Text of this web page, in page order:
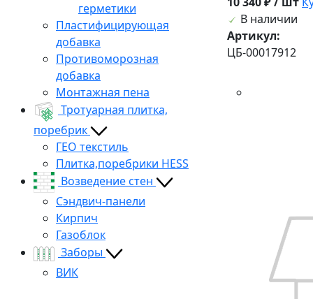
герметики
Пластифицирующая
добавка
Противоморозная
добавка
Монтажная пена
Тротуарная плитка,
поребрик
ГЕО текстиль
Плитка,поребрики HESS
Возведение стен
Сэндвич-панели
Кирпич
Газоблок
Заборы
ВИК
В наличии
Артикул:
ЦБ-00017912